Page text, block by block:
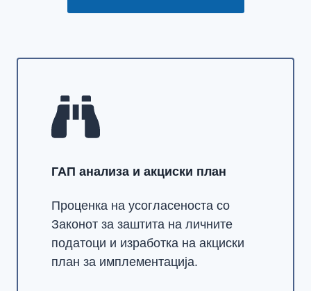
ГАП анализа и акциски план
Проценка на усогласеноста со
Законот за заштита на личните
податоци и изработка на акциски
план за имплементација.